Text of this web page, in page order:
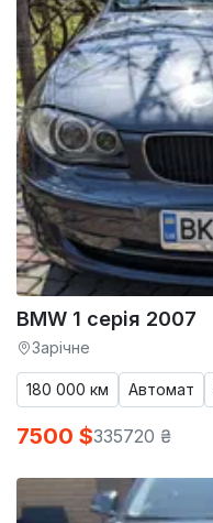
BMW 1 серія 2007
Зарічне
180 000 км Автомат
7500 $335720 ₴